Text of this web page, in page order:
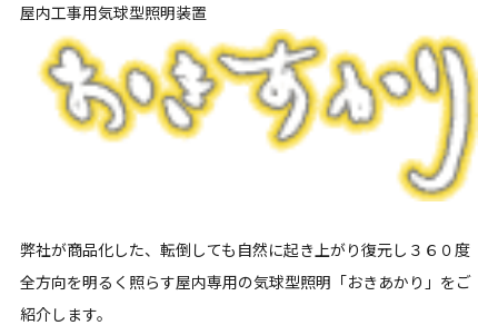
九州・沖縄（外部）
屋内工事用気球型照明装置
弊社が商品化した、転倒しても自然に起き上がり復元し３６０度
全方向を明るく照らす屋内専用の気球型照明「おきあかり」をご
紹介します。